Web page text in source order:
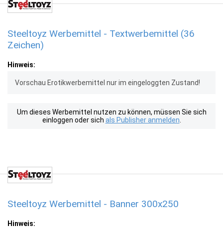
Steeltoyz Werbemittel - Textwerbemittel (36
Zeichen)
Hinweis:
Vorschau Erotikwerbemittel nur im eingeloggten Zustand!
Um dieses Werbemittel nutzen zu können, müssen Sie sich
einloggen oder sich als Publisher anmelden
Steeltoyz Werbemittel - Banner 300x250
Hinweis: